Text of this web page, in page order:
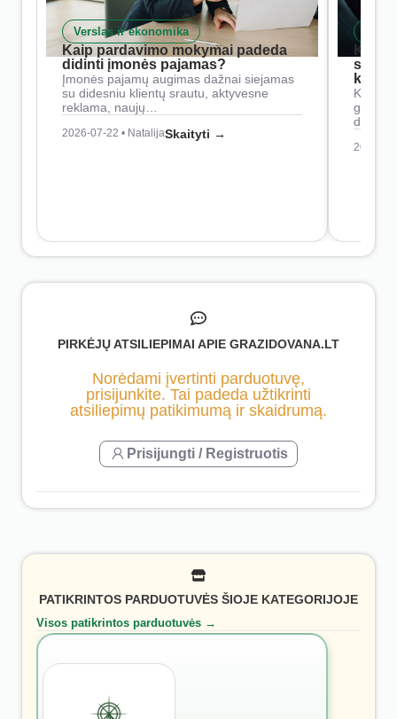
Verslas ir ekonomika
Kaip pardavimo mokymai padeda
didinti įmonės pajamas?
Įmonės pajamų augimas dažnai siejamas
su didesniu klientų srautu, aktyvesne
reklama, naujų…
2026-07-22 • NatalijaSkaityti →
Kaip
2026-
PIRKĖJŲ ATSILIEPIMAI APIE GRAZIDOVANA.LT
Norėdami įvertinti parduotuvę,
prisijunkite. Tai padeda užtikrinti
atsiliepimų patikimumą ir skaidrumą.
Prisijungti / Registruotis
PATIKRINTOS PARDUOTUVĖS ŠIOJE KATEGORIJOJE
Visos patikrintos parduotuvės →